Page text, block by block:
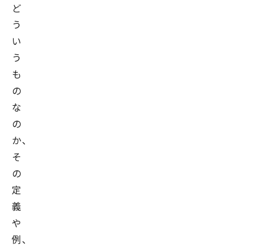
ど
う
い
う
も
の
な
の
か、
そ
の
定
義
や
例、